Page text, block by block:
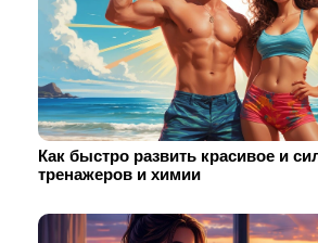
Как быстро развить красивое и
тренажеров и химии